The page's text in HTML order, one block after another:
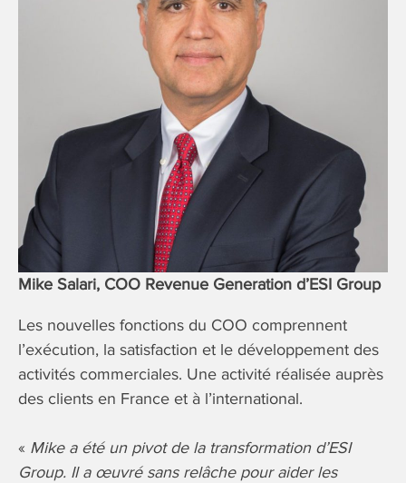
Mike Salari, COO Revenue Generation d’ESI Group
Les nouvelles fonctions du COO comprennent
l’exécution, la satisfaction et le développement des
activités commerciales. Une activité réalisée auprès
des clients en France et à l’international.
« Mike a été un pivot de la transformation d’ESI
Group. Il a œuvré sans relâche pour aider les